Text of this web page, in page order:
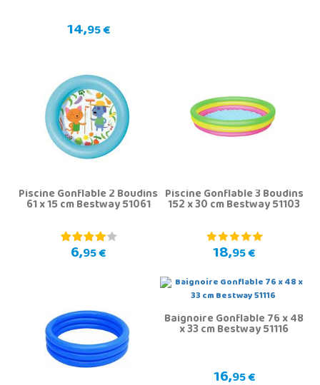
14,95 €
Piscine Gonflable 2 Boudins
61 x 15 cm Bestway 51061
6,95 €
Piscine Gonflable 3 Boudins
152 x 30 cm Bestway 51103
18,95 €
Baignoire Gonflable 76 x 48
x 33 cm Bestway 51116
16,95 €